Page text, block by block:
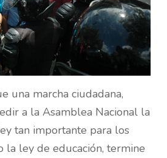
una marcha ciudadana,
a la Asamblea Nacional la
tan importante para los
la ley de educación, termine